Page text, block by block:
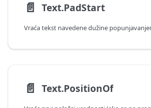
📄️ Text.PadStart
📄️ Text.PositionOf